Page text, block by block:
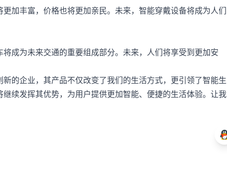
加丰富，价格也将更加亲民。未来，智能穿戴设备将成为人们
成为未来交通的重要组成部分。未来，人们将享受到更加安
的企业，其产品不仅改变了我们的生活方式，更引领了智能生
续发挥其优势，为用户提供更加智能、便捷的生活体验。让我